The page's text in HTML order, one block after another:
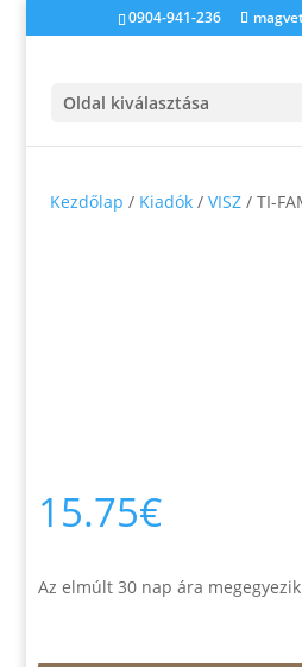
0904-941-236
Oldal kiválasztása
Kezdőlap / Kiadók /VISZ / TI-
15.75€
Az elmúlt 30 nap ára